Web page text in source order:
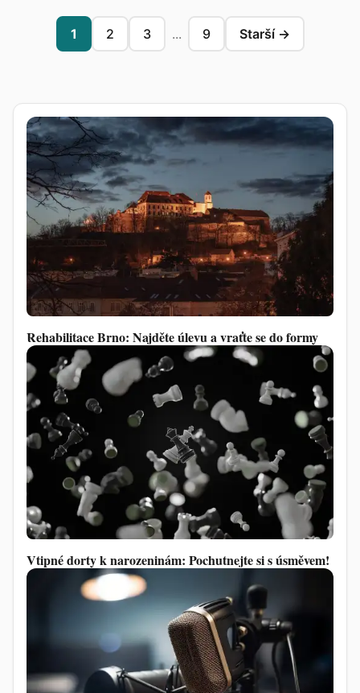
1 2 3 ... 9 Starší →
Rehabilitace Brno: Najděte úlevu a vraťte se do formy
Vtipné dorty k narozeninám: Pochutnejte si s úsměvem!